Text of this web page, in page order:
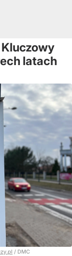
Kluczowy
latach
/ DMC